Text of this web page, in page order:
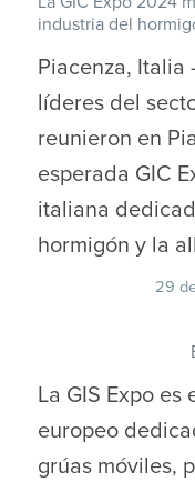
industria del
Piacenza, Italia
líderes del
reunieron en
esperada GIC
italiana
hormigón y la
29
La GIS Expo
europeo
grúas móviles,